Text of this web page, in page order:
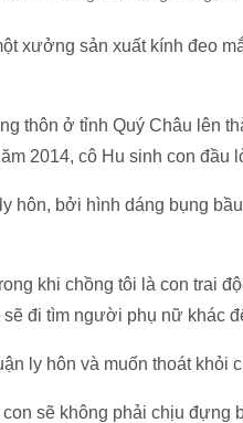
xưởng sản xuất kính đeo
thôn ở tỉnh Quý Châu lên
2014, cô Hu sinh con đầu
hôn, bởi hình dáng bụng
khi chồng tôi là con trai
đi tìm người phụ nữ khác
ly hôn và muốn thoát khỏi
sẽ không phải chịu đựng